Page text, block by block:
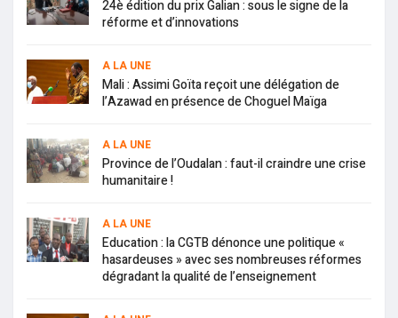
24è édition du prix Galian : sous le signe de la
réforme et d’innovations
A LA UNE
Mali : Assimi Goïta reçoit une délégation de
l’Azawad en présence de Choguel Maïga
A LA UNE
Province de l’Oudalan : faut-il craindre une crise
humanitaire !
A LA UNE
Education : la CGTB dénonce une politique «
hasardeuses » avec ses nombreuses réformes
dégradant la qualité de l’enseignement